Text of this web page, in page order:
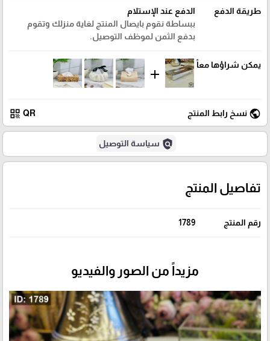
طريقة الدفع
الدفع عند الإستلام
ببساطة نقوم بايصال المنتج لغاية منزلك وتقوم
بدفع الثمن لموظف التوصيل.
يمكن شراؤها معاً
add
public نسخ رابط المنتج QR
qr_code
policy سياسة التوصيل
تفاصيل المنتج
رقم المنتج 1789
مزيداً من الصور والفيديو